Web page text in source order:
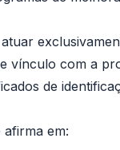
vínculo com a
de
em: